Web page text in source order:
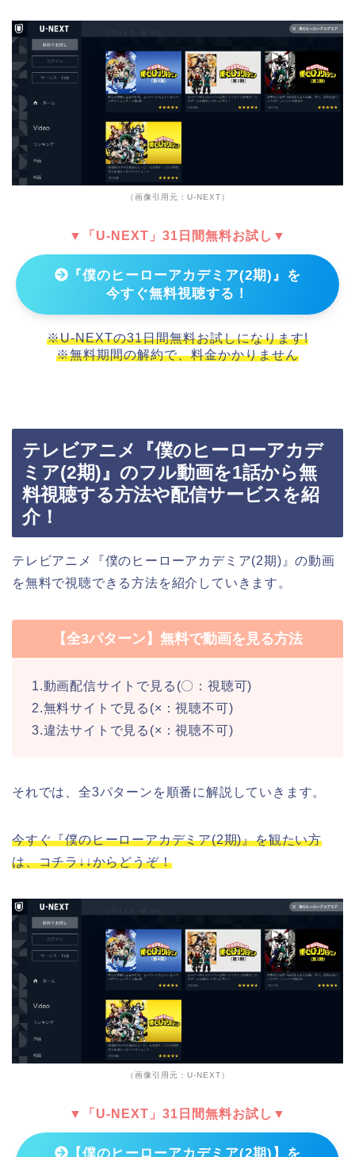
（画像引用元：U-NEXT）
▼「U-NEXT」31日間無料お試し▼
『僕のヒーローアカデミア(2期)』を
今すぐ無料視聴する！
※U-NEXTの31日間無料お試しになります!
※無料期間の解約で、料金かかりません
テレビアニメ『僕のヒーローアカデ
ミア(2期)』のフル動画を1話から無
料視聴する方法や配信サービスを紹
介！
テレビアニメ『僕のヒーローアカデミア(2期)』の動画
を無料で視聴できる方法を紹介していきます。
【全3パターン】無料で動画を見る方法
1.動画配信サイトで見る(〇：視聴可)
2.無料サイトで見る(×：視聴不可)
3.違法サイトで見る(×：視聴不可)
それでは、全3パターンを順番に解説していきます。
今すぐ『僕のヒーローアカデミア(2期)』を観たい方
は、コチラ↓↓からどうぞ！
（画像引用元：U-NEXT）
▼「U-NEXT」31日間無料お試し▼
【僕のヒーローアカデミア(2期)】を